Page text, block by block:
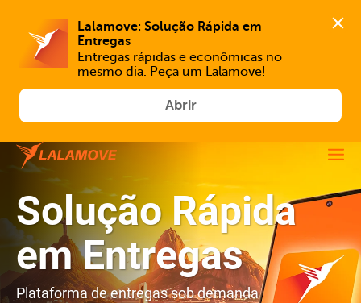
Lalamove: Solução Rápida em
Entregas
Entregas rápidas e econômicas no
mesmo dia. Peça um Lalamove!
Abrir
Solução Rápida
em Entregas
Plataforma de entregas sob demanda